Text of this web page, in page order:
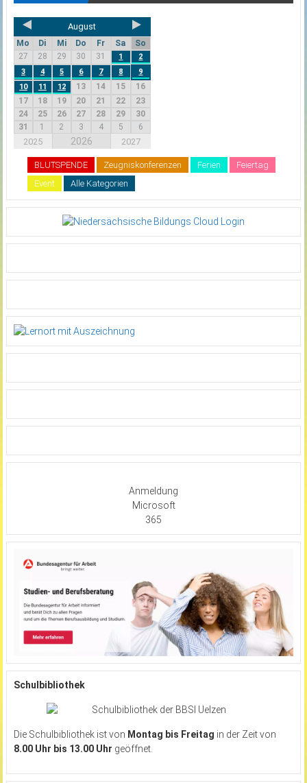
August
Mo Di Mi Do Fr Sa
So
27
28 29 30 31 1
2
3
4 5 6 7 8
9
10
11 12 13 14 15
16
17
18 19 20 21 22
23
24
25 26 27 28 29
30
31
1 2 3 4 5 6
2025 2026 2027
BLUTSPENDE Zeugniskonferenzen Ferien
Feiertag
Event
Alle Kategorien
Anmeldung
Microsoft
365
Schulbibliothek
Die Schulbibliothek ist von Montag bis Freitag in der Zeit von
8.00 Uhr bis 13.00 Uhr geöffnet.